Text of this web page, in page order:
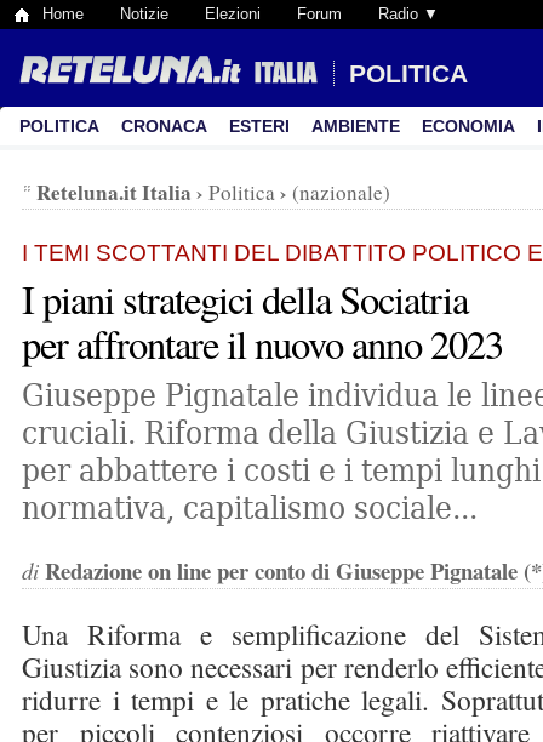
Home Notizie Elezioni Forum Radio ▼
POLITICA
POLITICA CRONACA ESTERI AMBIENTE ECONOMIA
Reteluna.it Italia › Politica› (nazionale)
I TEMI SCOTTANTI DEL DIBATTITO POLITICO
I piani strategici della Sociatria
per affrontare il nuovo anno 2023
Giuseppe Pignatale individua le
cruciali. Riforma della Giustizia e
per abbattere i costi e i tempi
normativa, capitalismo sociale...
di Redazione on line per conto di Giuseppe Pignatale
Una Riforma e semplificazione del
Giustizia sono necessari per renderlo
ridurre i tempi e le pratiche legali.
per piccoli contenziosi occorre